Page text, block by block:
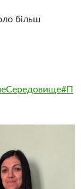
більш
#П